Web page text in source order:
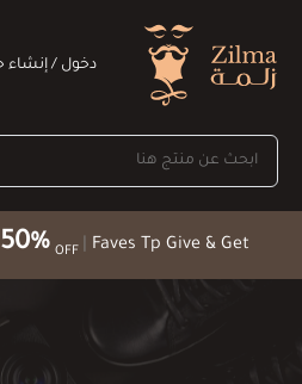
50% OFF Faves Tp Give & Get
دخول /